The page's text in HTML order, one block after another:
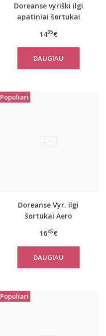
Doreanse vyriški ilgi
apatiniai šortukai
1495€
DAUGIAU
Populiari
Doreanse Vyr. ilgi
šortukai Aero
1645€
DAUGIAU
Populiari